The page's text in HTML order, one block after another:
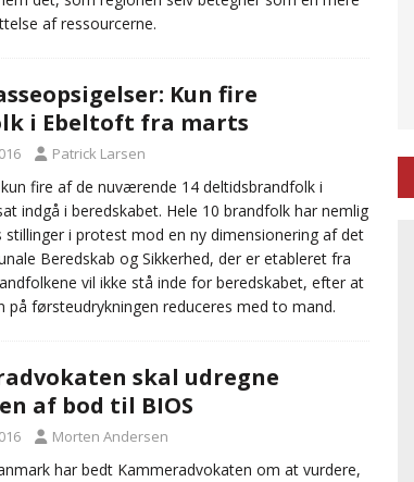
af ressourcerne.
Kun fire
i Ebeltoft fra marts
Patrick Larsen
fire af de nuværende 14 deltidsbrandfolk i
indgå i beredskabet. Hele 10 brandfolk har nemlig
stillinger i protest mod en ny dimensionering af det
Beredskab og Sikkerhed, der er etableret fra
vil ikke stå inde for beredskabet, efter at
på førsteudrykningen reduceres med to mand.
skal udregne
af bod til BIOS
Morten Andersen
har bedt Kammeradvokaten om at vurdere,